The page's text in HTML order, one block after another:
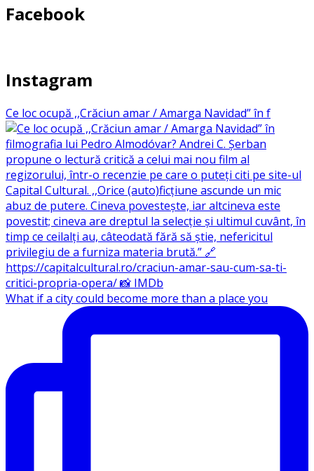
Facebook
Instagram
Ce loc ocupă ,,Crăciun amar / Amarga Navidad” în f
What if a city could become more than a place you